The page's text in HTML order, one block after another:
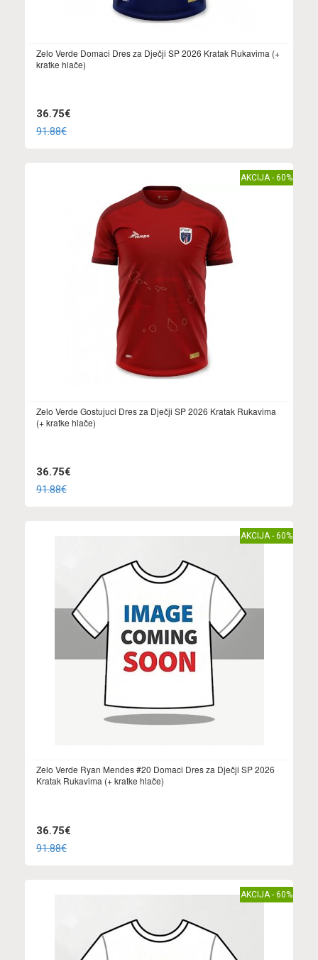
Zelo Verde Domaci Dres za Dječji SP 2026 Kratak Rukavima (+
kratke hlače)
36.75€
91.88€
AKCIJA - 60%
Zelo Verde Gostujuci Dres za Dječji SP 2026 Kratak Rukavima
(+ kratke hlače)
36.75€
91.88€
AKCIJA - 60%
Zelo Verde Ryan Mendes #20 Domaci Dres za Dječji SP 2026
Kratak Rukavima (+ kratke hlače)
36.75€
91.88€
AKCIJA - 60%